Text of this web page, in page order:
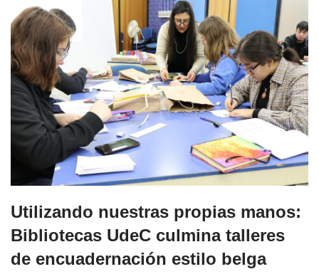
Utilizando nuestras propias manos:
Bibliotecas UdeC culmina talleres
de encuadernación estilo belga